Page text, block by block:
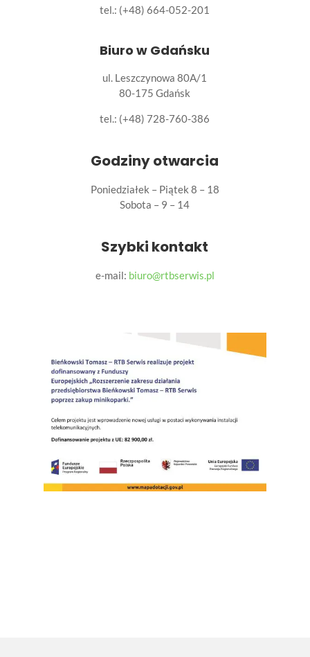
tel.: (+48) 664-052-201
Biuro w Gdańsku
ul. Leszczynowa 80A/1
80-175 Gdańsk
tel.: (+48) 728-760-386
Godziny otwarcia
Poniedziałek – Piątek 8 – 18
Sobota – 9 – 14
Szybki kontakt
e-mail: biuro@rtbserwis.pl